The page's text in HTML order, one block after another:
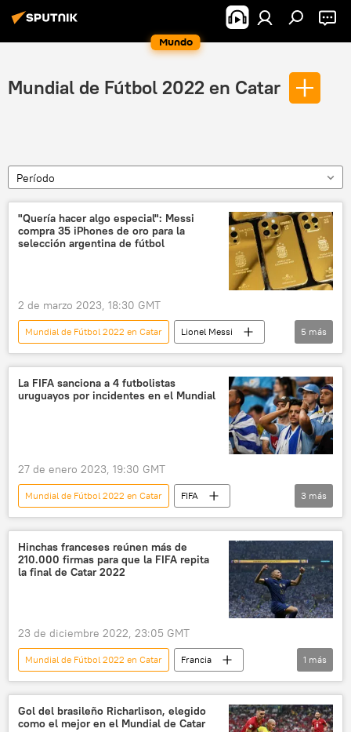
Mundo
Mundial de Fútbol 2022 en Catar
Período
"Quería hacer algo especial": Messi
compra 35 iPhones de oro para la
selección argentina de fútbol
2 de marzo 2023, 18:30 GMT
Mundial de Fútbol 2022 en Catar
Lionel Messi
Argentina
⚽ Deportes
fútbol
iPhone
📱 Gadgets
5 más
La FIFA sanciona a 4 futbolistas
uruguayos por incidentes en el Mundial
27 de enero 2023, 19:30 GMT
Mundial de Fútbol 2022 en Catar
FIFA
⚽ Deportes
Catar Uruguay
3 más
Hinchas franceses reúnen más de
210.000 firmas para que la FIFA repita
la final de Catar 2022
23 de diciembre 2022, 23:05 GMT
Mundial de Fútbol 2022 en Catar
Francia
💢 Insólito
1 más
Gol del brasileño Richarlison, elegido
como el mejor en el Mundial de Catar